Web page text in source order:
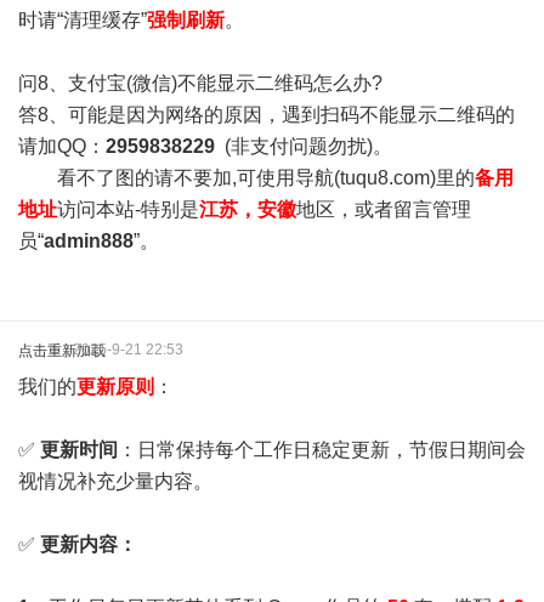
时请“清理缓存”强制刷新。
问8、支付宝(微信)不能显示二维码怎么办?
答8、可能是因为网络的原因，遇到扫码不能显示二维码的
请加QQ： 2959838229 (非支付问题勿扰)。
看不了图的请不要加,可使用导航(tuqu8.com)里的备用
地址访问本站-特别是江苏，安徽地区，或者留言管理
员“admin888”。
点击重新加载2025-9-21 22:53
我们的更新原则 ：
✅ 更新时间 ：日常保持每个工作日稳定更新，节假日期间会
视情况补充少量内容。
✅ 更新内容：